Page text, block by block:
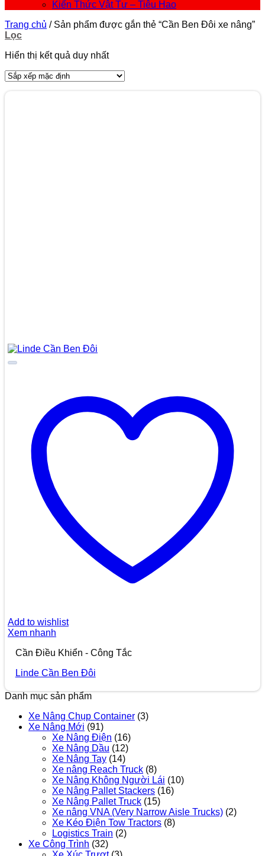
Kiến Thức Vật Tư – Tiêu Hao
Trang chủ /Sản phẩm được gắn thẻ “Cần Ben Đôi xe nâng”
Lọc
Hiển thị kết quả duy nhất
Add to wishlist
Xem nhanh
Cần Điều Khiển - Công Tắc
Linde Cần Ben Đôi
Danh mục sản phẩm
Xe Nâng Chụp Container (3)
Xe Nâng Mới (91)
Xe Nâng Điện (16)
Xe Nâng Dầu (12)
Xe Nâng Tay (14)
Xe nâng Reach Truck (8)
Xe Nâng Không Người Lái (10)
Xe Nâng Pallet Stackers (16)
Xe Nâng Pallet Truck (15)
Xe nâng VNA (Very Narrow Aisle Trucks) (2)
Xe Kéo Điện Tow Tractors (8)
Logistics Train (2)
Xe Công Trình (32)